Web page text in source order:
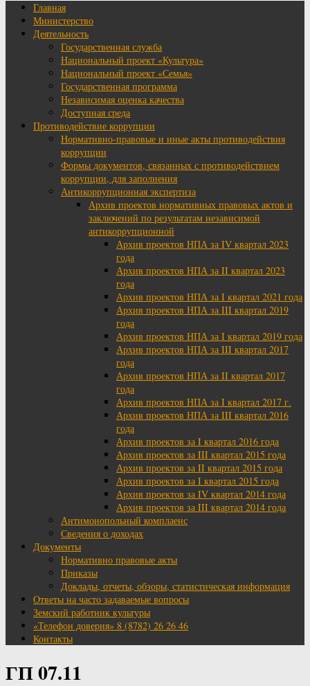
Главная
Министерство
Деятельность
Государственная служба
Национальный проект «Культура»
Национальный проект «Семья»
Государственная программа
Независимая оценка качества
Доступная среда
Противодействие коррупции
Нормативно-правовые и иные акты противодействия
коррупции
Формы документов, связанных с противодействием
коррупции, для заполнения
Антикоррупционная экспертиза
Архив проектов нормативных правовых актов и
заключений по результатам независимой
антикоррупционной
Архив проектов НПА за IV квартал 2023
года
Архив проектов НПА за II квартал 2023
года
Архив проектов НПА за I квартал 2021 года
Архив проектов НПА за III квартал 2019
года
Архив проектов НПА за I квартал 2019 года
Архив проектов НПА за III квартал 2017
года
Архив проектов НПА за II квартал 2017
года
Архив проектов НПА за I квартал 2017 г.
Архив проектов НПА за III квартал 2016
года
Архив проектов за I квартал 2016 года
Архив проектов за III квартал 2015 года
Архив проектов за II квартал 2015 года
Архив проектов за I квартал 2015 года
Архив проектов за IV квартал 2014 года
Архив проектов за III квартал 2014 года
Антимонопольный комплаенс
Сведения о доходах
Документы
Нормативно правовые акты
Приказы
Доклады, отчеты, обзоры, статистическая информация
Ответы на часто задаваемые вопросы
Земский работник культуры
«Телефон доверия» 8 (8782) 26 26 46
Контакты
ГП 07.11